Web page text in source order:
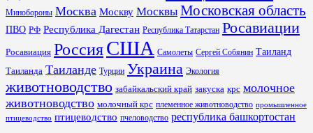
Минобороны Москва Москву Москвы Московская область
ПВО РФ Республика Дагестан Республика Татарстан Росавиации
Росавиация РоссияСША Самолеты Сергей Собянин Таиланд
Таиланда Таиланде Турции Украина Экология
животноводство забайкальский край закуска крс молочное
животноводство молочный крс племенное животноводство промышленное
птицеводство птицеводство пчеловодство республика башкортостан